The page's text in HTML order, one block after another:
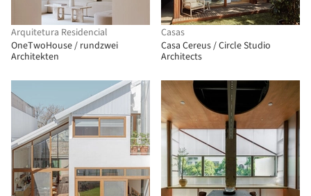
Arquitetura Residencial
OneTwoHouse / rundzwei
Architekten
Casas
Casa Cereus / Circle Studio
Architects